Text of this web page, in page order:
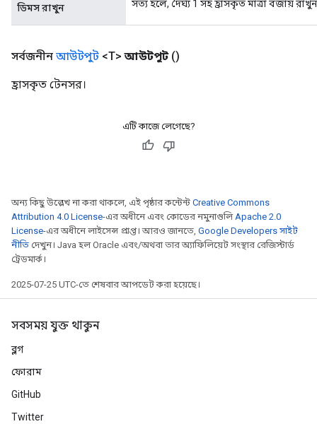
ডিমস রাখুন সত্য হলে, দৈর্ঘ্য 1 সহ হ্রাসকৃত মাত্রা বজায়
সর্বজনীন আউটপুট <T> আউটপুট ()
হ্রাসকৃত টেনসর।
এটি কাজে লেগেছে?
অন্য কিছু উল্লেখ না করা থাকলে, এই পৃষ্ঠার কন্টেন্ট Creative Commons
Attribution 4.0 License-এর অধীনে এবং কোডের নমুনাগুলি Apache 2.0
License-এর অধীনে লাইসেন্স প্রাপ্ত। আরও জানতে, Google Developers সাইট
নীতি দেখুন। Java হল Oracle এবং/অথবা তার অ্যাফিলিয়েট সংস্থার রেজিস্টার্ড
ট্রেডমার্ক।
2025-07-25 UTC-তে শেষবার আপডেট করা হয়েছে।
সবসময় যুক্ত থাকুন
ব্লগ
ফোরাম
GitHub
Twitter